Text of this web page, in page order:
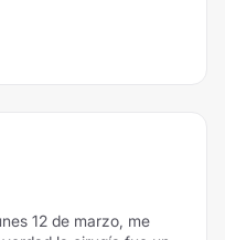
12 de marzo, me